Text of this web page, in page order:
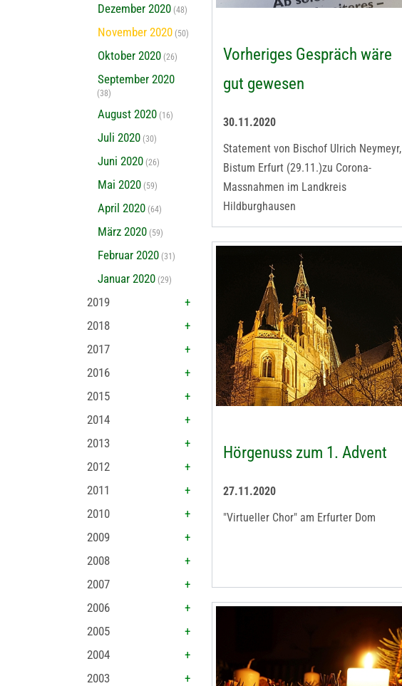
Dezember 2020 (48)
November 2020 (50)
Oktober 2020 (26)
September 2020
(38)
August 2020 (16)
Juli 2020 (30)
Juni 2020 (26)
Mai 2020 (59)
April 2020 (64)
März 2020 (59)
Februar 2020 (31)
Januar 2020 (29)
2019
2018
2017
2016
2015
2014
2013
2012
2011
2010
2009
2008
2007
2006
2005
2004
2003
Vorheriges Gespräch wäre
gut gewesen
30.11.2020
Statement von Bischof Ulrich Neymeyr,
Bistum Erfurt (29.11.)zu Corona-
Massnahmen im Landkreis
Hildburghausen
Hörgenuss zum 1. Advent
27.11.2020
"Virtueller Chor" am Erfurter Dom